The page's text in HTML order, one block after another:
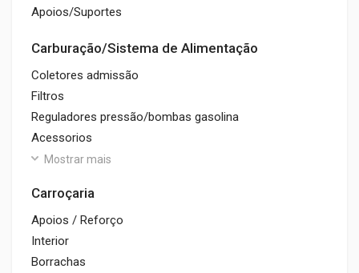
Apoios/Suportes
Carburação/Sistema de Alimentação
Coletores admissão
Filtros
Reguladores pressão/bombas gasolina
Acessorios
Mostrar mais
Carroçaria
Apoios / Reforço
Interior
Borrachas